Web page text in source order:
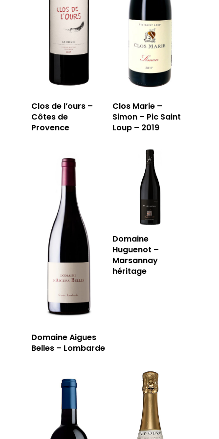
Clos de l’ours –
Côtes de
Provence
Clos Marie –
Simon – Pic Saint
Loup – 2019
Domaine Aigues
Belles – Lombarde
Domaine
Huguenot –
Marsannay
héritage